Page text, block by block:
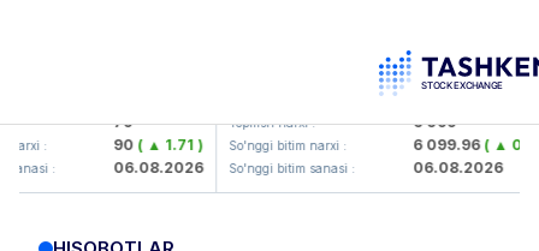
79
( ▲ 1.71 )
06.08.2026
UZMK (<O'zmetkombinat> AJ)
Yopilish narxi : 6 099
So'nggi bitim narxi : 6 099.96( ▲ 0.08 )
So'nggi bitim sanasi : 06.08.2026